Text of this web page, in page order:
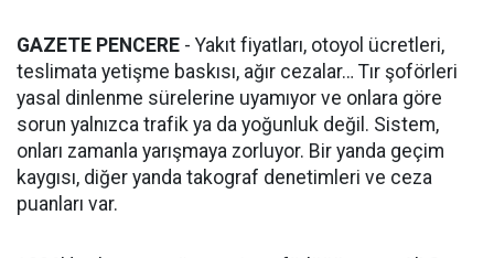
GAZETE PENCERE - Yakıt fiyatları, otoyol ücretleri,
teslimata yetişme baskısı, ağır cezalar… Tır şoförleri
yasal dinlenme sürelerine uyamıyor ve onlara göre
sorun yalnızca trafik ya da yoğunluk değil. Sistem,
onları zamanla yarışmaya zorluyor. Bir yanda geçim
kaygısı, diğer yanda takograf denetimleri ve ceza
puanları var.